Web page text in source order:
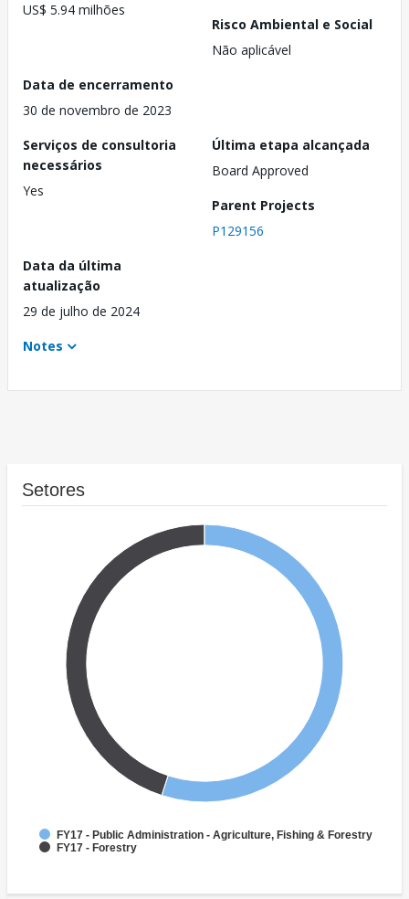
US$ 5.94 milhões
Risco Ambiental e Social
Não aplicável
Data de encerramento
30 de novembro de 2023
Serviços de consultoria
necessários
Yes
Última etapa alcançada
Board Approved
Parent Projects
P129156
Data da última
atualização
29 de julho de 2024
Notes
Setores
FY17 - Public Administration - Agriculture, Fishing & Forestry
FY17 - Forestry